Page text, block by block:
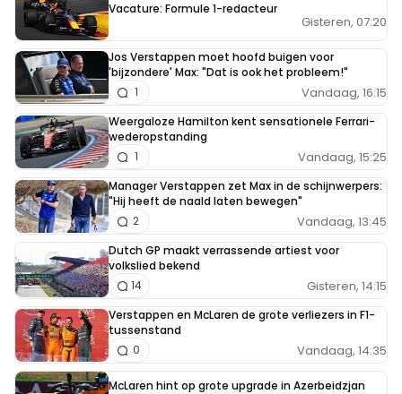
Vacature: Formule 1-redacteur
Gisteren, 07:20
Jos Verstappen moet hoofd buigen voor
'bijzondere' Max: "Dat is ook het probleem!"
Vandaag, 16:15
1
Weergaloze Hamilton kent sensationele Ferrari-
wederopstanding
Vandaag, 15:25
1
Manager Verstappen zet Max in de schijnwerpers:
"Hij heeft de naald laten bewegen"
Vandaag, 13:45
2
Dutch GP maakt verrassende artiest voor
volkslied bekend
Gisteren, 14:15
14
Verstappen en McLaren de grote verliezers in F1-
tussenstand
Vandaag, 14:35
0
McLaren hint op grote upgrade in Azerbeidzjan